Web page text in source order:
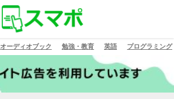
オーディオブック 勉強・教育 英語 プログラミング